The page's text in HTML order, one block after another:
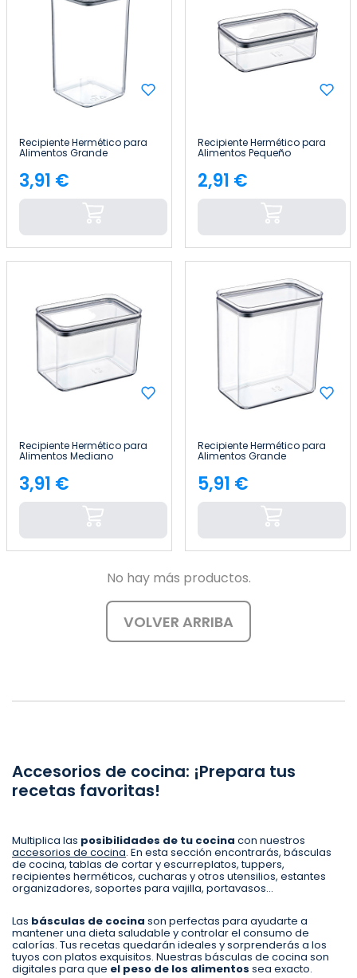
Recipiente Hermético para
Alimentos Grande
7house
Precio
3,91 €
Recipiente Hermético para
Alimentos Pequeño
10.5x16.5x7.5cm 7house
Precio
2,91 €
Recipiente Hermético para
Alimentos Mediano
7house
Precio
3,91 €
Recipiente Hermético para
Alimentos Grande
7house
Precio
5,91 €
No hay más productos.
VOLVER ARRIBA
Accesorios de cocina: ¡Prepara tus
recetas favoritas!
Multiplica las posibilidades de tu cocina con nuestros
accesorios de cocina. En esta sección encontrarás, básculas
de cocina, tablas de cortar y escurreplatos, tuppers,
recipientes herméticos, cucharas y otros utensilios, estantes
organizadores, soportes para vajilla, portavasos…
Las básculas de cocina son perfectas para ayudarte a
mantener una dieta saludable y controlar el consumo de
calorías. Tus recetas quedarán ideales y sorprenderás a los
tuyos con platos exquisitos. Nuestras básculas de cocina son
digitales para que el peso de los alimentos sea exacto.